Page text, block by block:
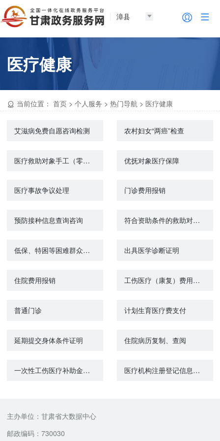
漳县
医疗健康
当前位置：首页 >个人服务 >热门导航 > 医疗健康
艾滋病免费自愿咨询检测 农村妇女“两癌”检查
医疗救助对象手工（零星）报销 优抚对象医疗保障
医疗事故争议处理 门诊费用报销
预防接种信息查询咨询 符合资助条件的救助对象参加城乡居民基本医疗保险个人缴费补贴
低保、特困等困难群众医疗救助 出具医学诊断证明
住院费用报销 工伤医疗（康复）费用申报
普通门诊 计划生育医疗费支付
延期提交身体条件证明 住院病历复制、查阅
一次性工伤医疗补助金申请 医疗机构注册登记信息查询
主办单位：甘肃省大数据中心
邮政编码：730030